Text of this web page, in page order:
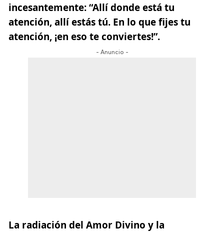
incesantemente: “Allí donde está tu
atención, allí estás tú. En lo que fijes tu
atención, ¡en eso te conviertes!”.
- Anuncio -
La radiación del Amor Divino y la